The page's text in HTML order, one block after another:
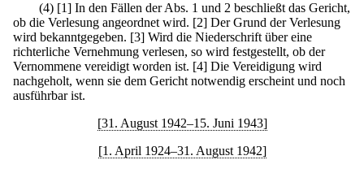
(4) [1] In den Fällen der Abs. 1 und 2 beschließt das Gericht,
ob die Verlesung angeordnet wird. [2] Der Grund der Verlesung
wird bekanntgegeben. [3] Wird die Niederschrift über eine
richterliche Vernehmung verlesen, so wird festgestellt, ob der
Vernommene vereidigt worden ist. [4] Die Vereidigung wird
nachgeholt, wenn sie dem Gericht notwendig erscheint und noch
ausführbar ist.
[31. August 1942–15. Juni 1943]
[1. April 1924–31. August 1942]